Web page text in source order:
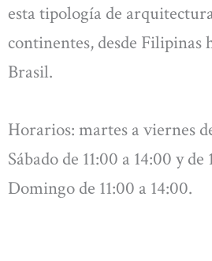
esta tipología de
continentes, desde Filipinas
Brasil.
Horarios: martes a viernes
Sábado de 11:00 a 14:00 y
Domingo de 11:00 a 14:00.